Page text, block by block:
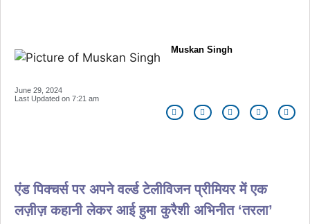
Muskan Singh
June 29, 2024
Last Updated on 7:21 am
एंड पिक्चर्स पर अपने वर्ल्ड टेलीविजन प्रीमियर में एक
लज़ीज़ कहानी लेकर आई हुमा कुरैशी अभिनीत ‘तरला’